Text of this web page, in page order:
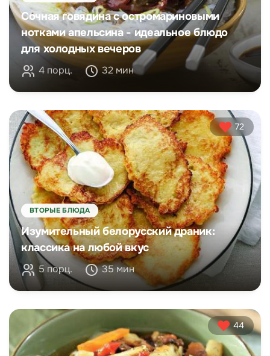
Сочная говядина с остромариновыми
нотками апельсина - идеальное блюдо
для холодных вечеров
4 порц. 32 мин
72
ВТОРЫЕ БЛЮДА
Изумительный белорусский драник:
классика на любой вкус
5 порц. 35 мин
44